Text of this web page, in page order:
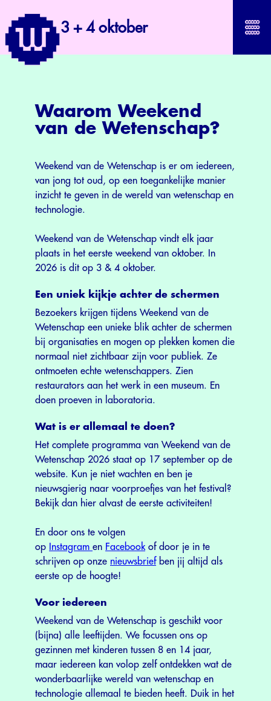
3 + 4 oktober
Waarom Weekend
van de Wetenschap?
Weekend van de Wetenschap is er om iedereen,
van jong tot oud, op een toegankelijke manier
inzicht te geven in de wereld van wetenschap en
technologie.
Weekend van de Wetenschap vindt elk jaar
plaats in het eerste weekend van oktober. In
2026 is dit op 3 & 4 oktober.
Een uniek kijkje achter de schermen
Bezoekers krijgen tijdens Weekend van de
Wetenschap een unieke blik achter de schermen
bij organisaties en mogen op plekken komen die
normaal niet zichtbaar zijn voor publiek. Ze
ontmoeten echte wetenschappers. Zien
restaurators aan het werk in een museum. En
doen proeven in laboratoria.
Wat is er allemaal te doen?
Het complete programma van Weekend van de
Wetenschap 2026 staat op 17 september op de
website. Kun je niet wachten en ben je
nieuwsgierig naar voorproefjes van het festival?
Bekijk dan hier alvast de eerste activiteiten!
En door ons te volgen
op
Instagram en Facebook of door je in te
schrijven op onze nieuwsbriefben jij altijd als
eerste op de hoogte!
Voor iedereen
Weekend van de Wetenschap is geschikt voor
(bijna) alle leeftijden. We focussen ons op
gezinnen met kinderen tussen 8 en 14 jaar,
maar iedereen kan volop zelf ontdekken wat de
wonderbaarlijke wereld van wetenschap en
technologie allemaal te bieden heeft. Duik in het